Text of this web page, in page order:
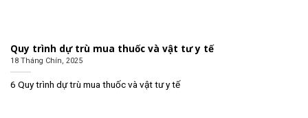
Quy trình dự trù mua thuốc và vật tư y tế
18 Tháng Chín, 2025
6 Quy trình dự trù mua thuốc và vật tư y tế